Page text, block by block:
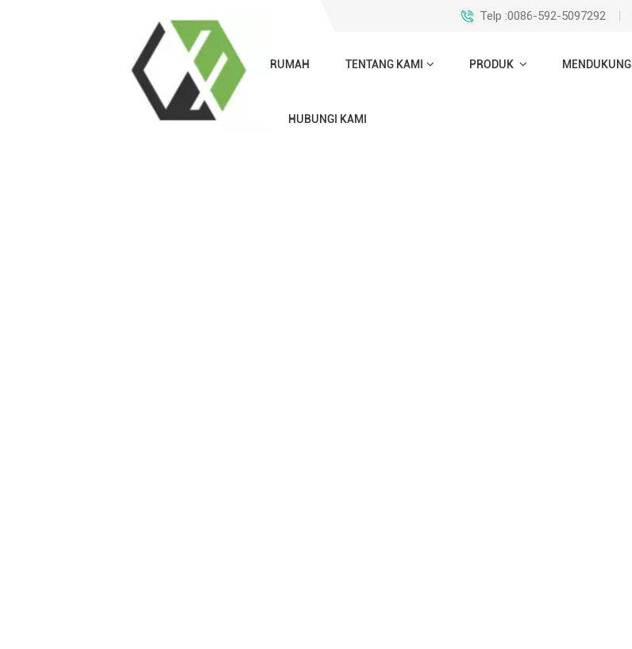
Telp :0086-592-5097292
RUMAH TENTANG KAMI PRODUK MENDUKUNG
HUBUNGI KAMI
Katup Bola Entri Atas Vs Entri Samping